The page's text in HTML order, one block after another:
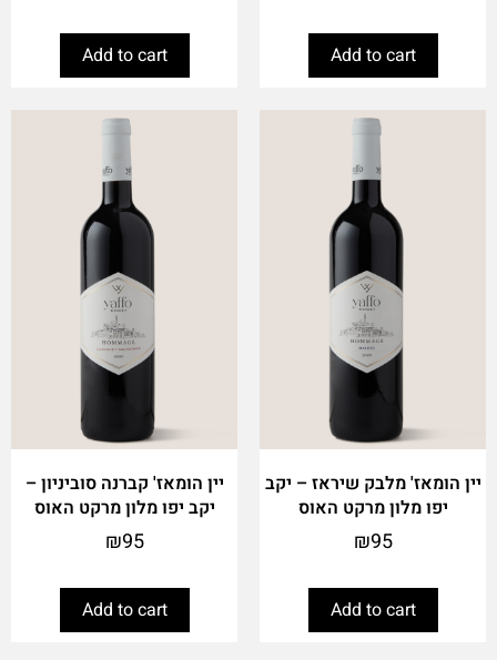
Add to cart
Add to cart
יין הומאז' מלבק שיראז – יקב
יפו מלון מרקט האוס
₪95
Add to cart
יין הומאז' קברנה סוביניון –
יקב יפו מלון מרקט האוס
₪95
Add to cart